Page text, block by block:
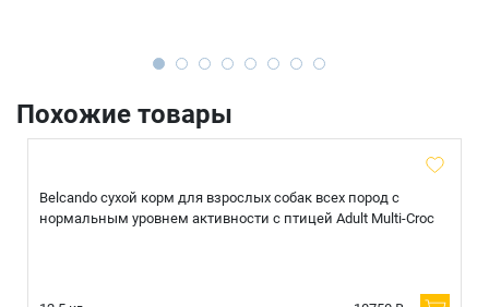
Похожие товары
Belcando сухой корм для взрослых собак всех пород с
нормальным уровнем активности с птицей Adult Multi-Croc